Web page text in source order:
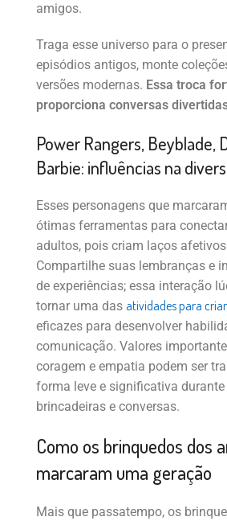
amigos.
Traga esse universo para o
episódios antigos, monte
versões modernas. Essa troca
proporciona conversas
Power Rangers, Beyblade,
Barbie: influências na
Esses personagens que
ótimas ferramentas para
adultos, pois criam laços
Compartilhe suas lembranças e
de experiências; essa interação
tornar uma das atividades para
eficazes para desenvolver
comunicação. Valores
coragem e empatia podem ser
forma leve e significativa durante
brincadeiras e conversas.
Como os brinquedos dos
marcaram uma geração
Mais que passatempo, os